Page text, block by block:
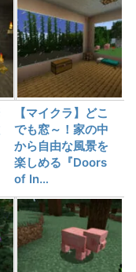
【マイクラ】どこ
でも窓～！家の中
から自由な風景を
楽しめる『Doors
of In…